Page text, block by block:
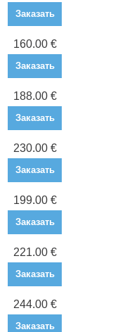
Заказать
160.00 €
Заказать
188.00 €
Заказать
230.00 €
Заказать
199.00 €
Заказать
221.00 €
Заказать
244.00 €
Заказать